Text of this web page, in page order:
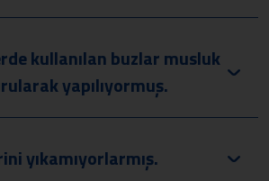
kullanılan buzlar musluk
yapılıyormuş.
yıkamıyorlarmış.